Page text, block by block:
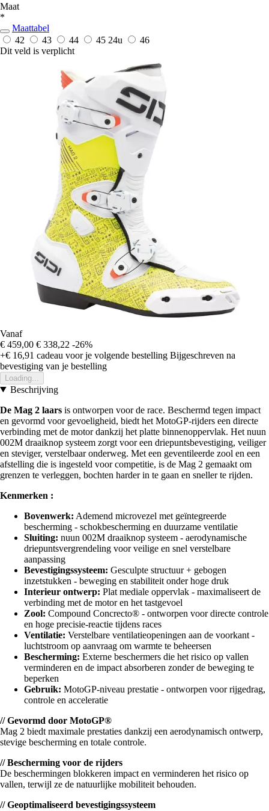
Maat
*
Maattabel
42
43 44 45 24u
46
Dit veld is verplicht
Vanaf
€ 459,00 € 338,22 -26%
+€ 16,91 cadeau voor je volgende bestelling Bijgeschreven na
bevestiging van je bestelling
Loading...
Beschrijving
De Mag 2 laars is ontworpen voor de race. Beschermd tegen impact
en gevormd voor gevoeligheid, biedt het MotoGP-rijders een directe
verbinding met de motor dankzij het platte binnenoppervlak. Het nuun
002M draaiknop systeem zorgt voor een driepuntsbevestiging, veiliger
en steviger, verstelbaar onderweg. Met een geventileerde zool en een
afstelling die is ingesteld voor competitie, is de Mag 2 gemaakt om
grenzen te verleggen, bochten harder in te gaan en sneller te rijden.
Kenmerken :
Bovenwerk: Ademend microvezel met geïntegreerde
bescherming - schokbescherming en duurzame ventilatie
Sluiting: nuun 002M draaiknop systeem - aerodynamische
driepuntsvergrendeling voor veilige en snel verstelbare
aanpassing
Bevestigingssysteem: Gesculpte structuur + gebogen
inzetstukken - beweging en stabiliteit onder hoge druk
Interieur ontwerp: Plat mediale oppervlak - maximaliseert de
verbinding met de motor en het tastgevoel
Zool: Compound Concrecto® - ontworpen voor directe controle
en hoge precisie-reactie tijdens races
Ventilatie: Verstelbare ventilatieopeningen aan de voorkant -
luchtstroom op aanvraag om warmte te beheersen
Bescherming: Externe beschermers die het risico op vallen
verminderen en de impact absorberen zonder de beweging te
beperken
Gebruik: MotoGP-niveau prestatie - ontworpen voor rijgedrag,
controle en acceleratie
// Gevormd door MotoGP®
Mag 2 biedt maximale prestaties dankzij een aerodynamisch ontwerp,
stevige bescherming en totale controle.
// Bescherming voor de rijders
De beschermingen blokkeren impact en verminderen het risico op
vallen, terwijl ze de natuurlijke mobiliteit behouden.
// Geoptimaliseerd bevestigingssysteem